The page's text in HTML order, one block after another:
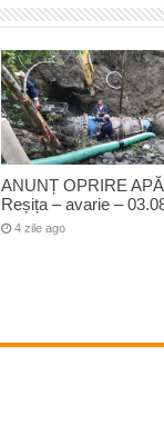
ANUNȚ OPRIRE
Reșița – avarie –
4 zile ago